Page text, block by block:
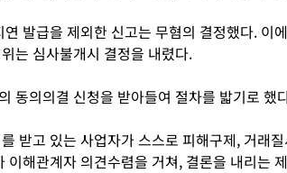
발급을 제외한 신고는 무혐의 결정했다. 이
는 심사불개시 결정을 내렸다.
동의의결 신청을 받아들여 절차를 밟기로 했
받고 있는 사업자가 스스로 피해구제, 거래
이해관계자 의견수렴을 거쳐, 결론을 내리는